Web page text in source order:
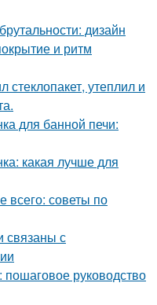
дизайн
и ритм
утеплил и
для банной печи:
какая лучше для
всего: советы по
связаны с
руководство